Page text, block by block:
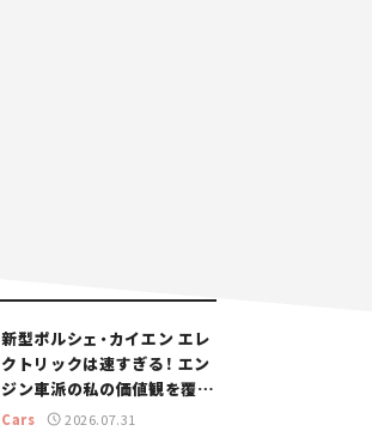
新型ポルシェ・カイエン エレ
クトリックは速すぎる！ エン
ジン車派の私の価値観を覆し
た、新しいポルシェの走り。
Cars 2026.07.31